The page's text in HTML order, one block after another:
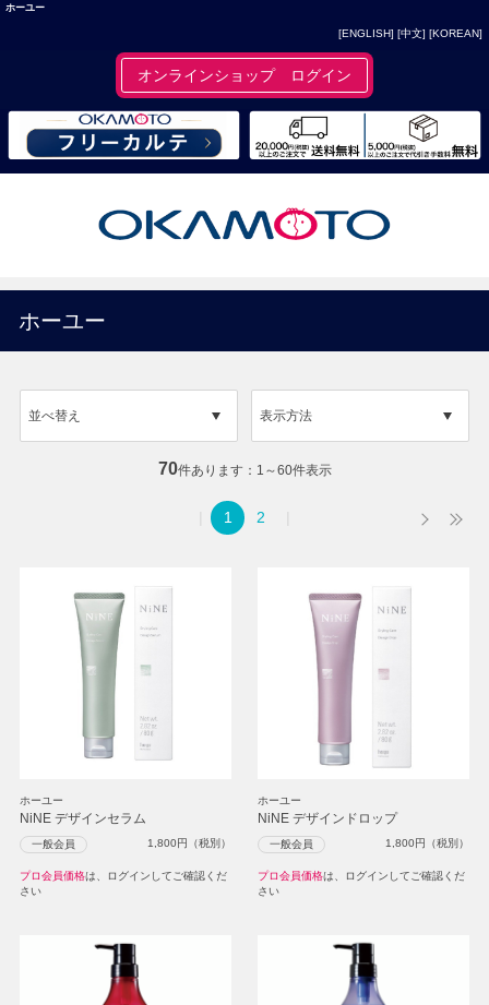
ホーユー
[ENGLISH] [中文] [KOREAN]
オンラインショップ ログイン
ホーユー
表示方法
並べ替え
70件あります 1～60件表示
1 2
ホーユー
NiNE デザインセラム
一般会員 1,800円（税別）
プロ会員価格は、ログインしてご確認くだ
さい
ホーユー
NiNE デザインドロップ
一般会員 1,800円（税別）
プロ会員価格は、ログインしてご確認くだ
さい